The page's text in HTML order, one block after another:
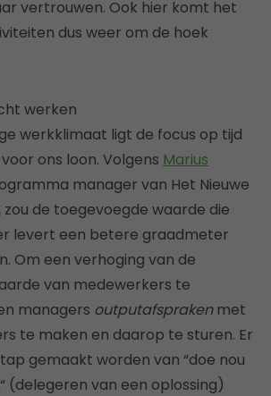
vertrouwen. Ook hier komt het
dus weer om de hoek
werken
werkklimaat ligt de focus op tijd
ons loon. Volgens Marius
manager van Het Nieuwe
zou de toegevoegde waarde die
levert een betere graadmeter
Om een verhoging van de
van medewerkers te
managers outputafsprakenmet
te maken en daarop te sturen. Er
gemaakt worden van “doe nou
(delegeren van een oplossing)